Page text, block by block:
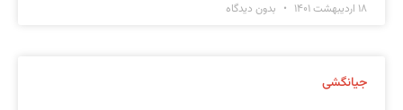
۱۸ اردیبهشت ۱۴۰۱ بدون دیدگاه
جیانگشی